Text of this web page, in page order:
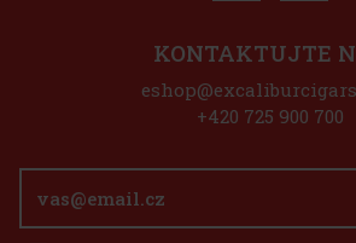
Joya de Nicaragua Antaňo Go
SKLADEM(> 5 ks)
Joya de Nicaragua Antano Go Pack
JDN Antano Robusto 1x JDN Antano Dark
Antano Gran Reserva Robusto 1x JDN
KONTAKTUJTE
+420 725 900 700